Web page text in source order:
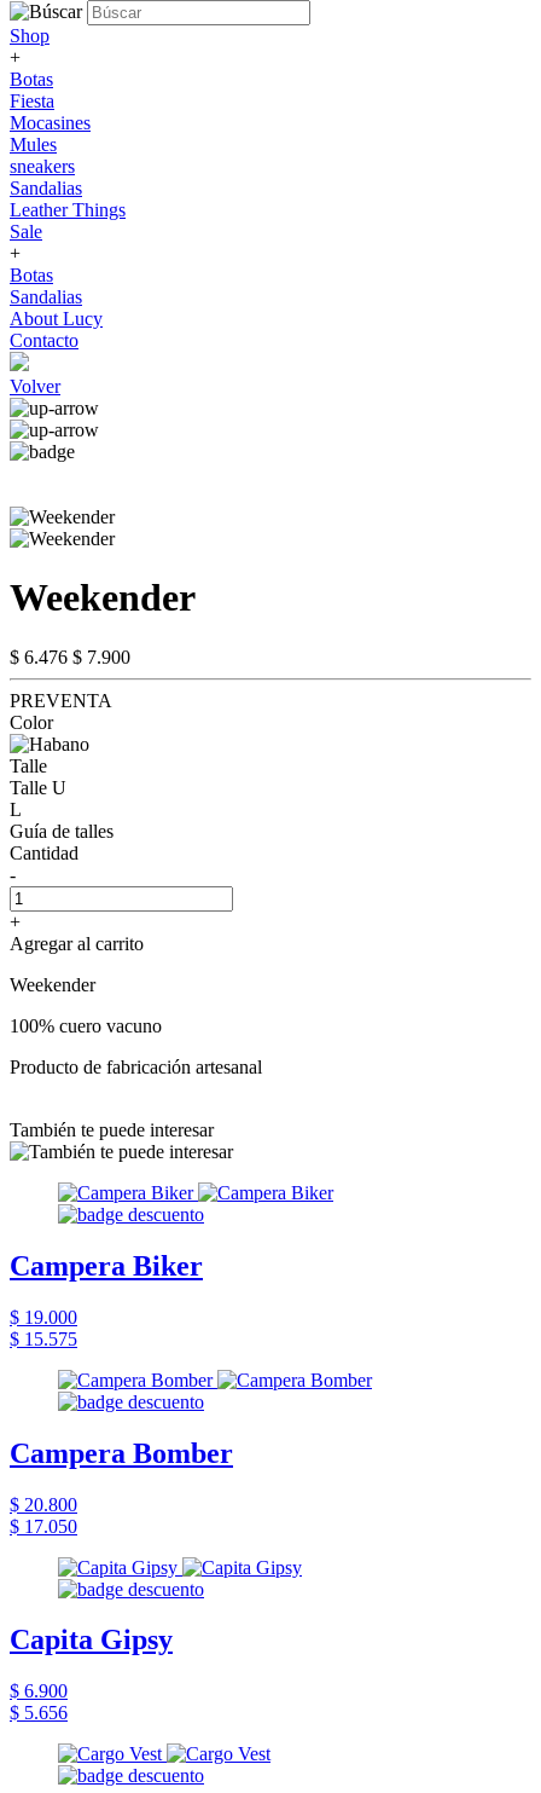
Shop
+
Botas
Fiesta
Mocasines
Mules
sneakers
Sandalias
Leather Things
Sale
+
Botas
Sandalias
About Lucy
Contacto
Volver
Weekender
$ 6.476 $ 7.900
PREVENTA
Color
Talle
Talle U
L
Guía de talles
Cantidad
-
+
Agregar al carrito
Weekender
100% cuero vacuno
Producto de fabricación artesanal
También te puede interesar
Campera Biker
$ 19.000
$ 15.575
Campera Bomber
$ 20.800
$ 17.050
Capita Gipsy
$ 6.900
$ 5.656